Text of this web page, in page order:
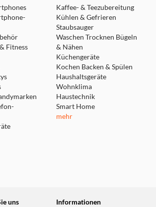
Fitness
Kaffee- & Teezubereitung
Kühlen & Gefrieren
Staubsauger
Waschen Trocknen Bügeln
& Nähen
Küchengeräte
Kochen Backen & Spülen
Haushaltsgeräte
Wohnklima
Haustechnik
Smart Home
mehr
uns Informationen